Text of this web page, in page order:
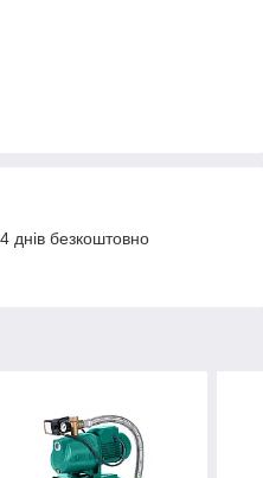
днів безкоштовно